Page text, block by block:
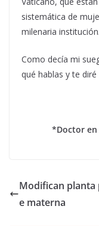
sistemática de
milenaria institución.
Como decía mi
qué hablas y te diré
*Doctor
Modifican planta
e materna